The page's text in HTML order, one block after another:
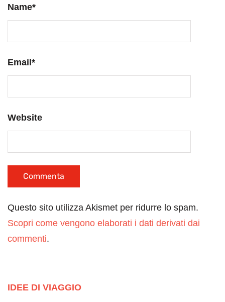
Name*
Email *
Website
Questo sito utilizza Akismet per ridurre lo spam.
Scopri come vengono elaborati i dati derivati dai
commenti.
IDEE DI VIAGGIO